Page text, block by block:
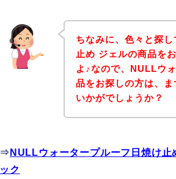
ちなみに、色々と探
止め ジェルの商品を
よ♪なので、NULLウ
品をお探しの方は、
いかがでしょうか？
⇒ NULLウォータープルーフ日焼け
ック